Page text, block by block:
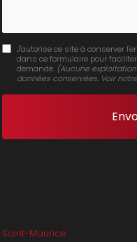
J'autorise ce site à conserver
dans ce formulaire pour
demande. (Aucune
données conservées. Voir notre
Maurice